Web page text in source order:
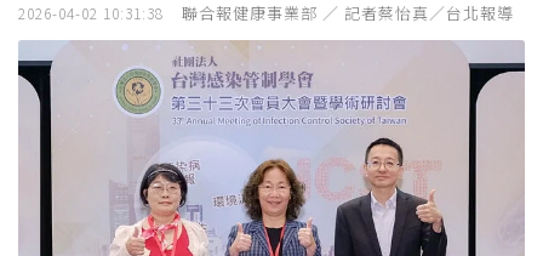
2026-04-02 10:31:38 聯合報健康事業部 ／ 記者蔡怡真／台北報導